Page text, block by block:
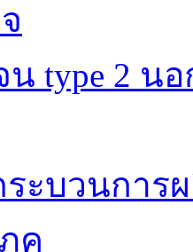
น type 2
ระบวนการ
ค